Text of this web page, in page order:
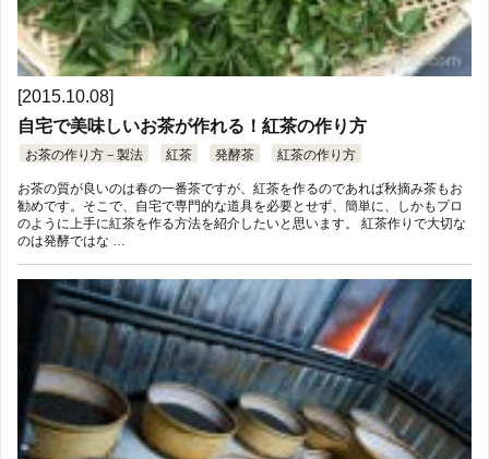
[2015.10.08]
自宅で美味しいお茶が作れる！紅茶の作り方
お茶の作り方－製法 紅茶 発酵茶 紅茶の作り方
お茶の質が良いのは春の一番茶ですが、紅茶を作るのであれば秋摘み茶もお
勧めです。そこで、自宅で専門的な道具を必要とせず、簡単に、しかもプロ
のように上手に紅茶を作る方法を紹介したいと思います。 紅茶作りで大切な
のは発酵ではな …